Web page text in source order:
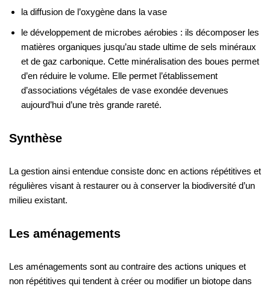
la diffusion de l’oxygène dans la vase
le développement de microbes aérobies : ils décomposer les
matières organiques jusqu’au stade ultime de sels minéraux
et de gaz carbonique. Cette minéralisation des boues permet
d’en réduire le volume. Elle permet l’établissement
d’associations végétales de vase exondée devenues
aujourd’hui d’une très grande rareté.
Synthèse
La gestion ainsi entendue consiste donc en actions répétitives et
régulières visant à restaurer ou à conserver la biodiversité d’un
milieu existant.
Les aménagements
Les aménagements sont au contraire des actions uniques et
non répétitives qui tendent à créer ou modifier un biotope dans